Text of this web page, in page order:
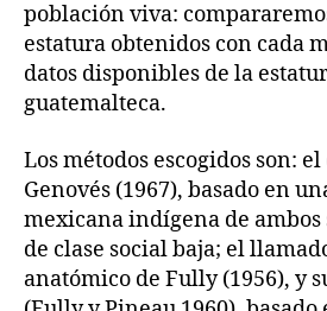
población viva:
estatura obtenidos con cada
datos disponibles de la
guatemalteca.
Los métodos escogidos son:
Genovés (1967), basado en
mexicana indígena de ambos
de clase social baja; el
anatómico de Fully (1956), y